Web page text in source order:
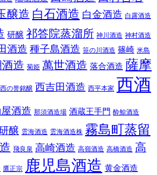
醸造 白石酒造 白金酒造 白露酒造
研醸 祁答院蒸溜所 神川酒造 神村酒造
酒造 種子島酒造 笹の川酒造 篠崎 米島
造 菊姫 萬世酒造 落合酒造 薩摩
西の誉銘醸 西吉田酒造 西平本家 西酒
酒造 那須酒造場 酒蔵王手門 酔鯨酒造
醸 雲海酒造 雲海酒造株 霧島町蒸留
飛良泉 高崎酒造 高嶺酒造 高橋酒造 高
鷹正宗 鹿児島酒造 黄金酒造